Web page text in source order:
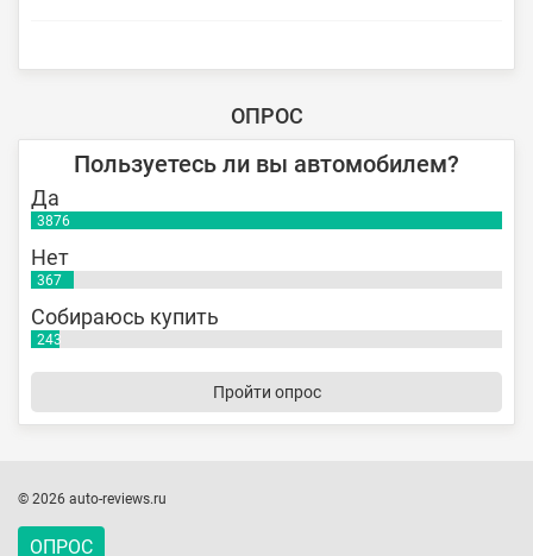
ОПРОС
Пользуетесь ли вы автомобилем?
Да
3876
Нет
367
Собираюсь купить
243
Пройти опрос
© 2026 auto-reviews.ru
ОПРОС